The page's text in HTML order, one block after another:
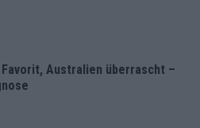
Favorit, Australien überrascht –